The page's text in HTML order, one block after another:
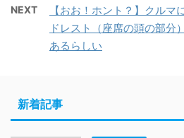
NEXT
【おお！ホント？】クルマ
ドレスト（座席の頭の部分
あるらしい
新着記事